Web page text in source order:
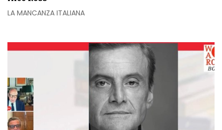
LA MANCANZA ITALIANA